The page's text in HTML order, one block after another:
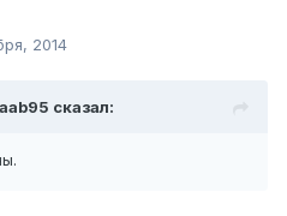
2014
сказал: